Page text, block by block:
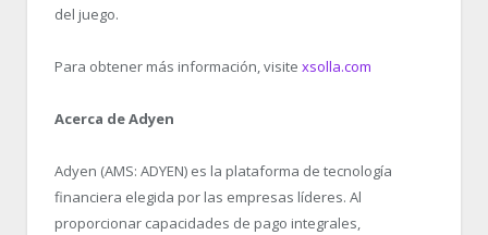
del juego.
Para obtener más información, visite xsolla.com
Acerca de Adyen
Adyen (AMS: ADYEN) es la plataforma de tecnología
financiera elegida por las empresas líderes. Al
proporcionar capacidades de pago integrales,